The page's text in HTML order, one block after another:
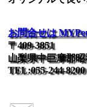
お問合せは
〒409-3851
山梨県中巨摩郡
TEL:055-244-